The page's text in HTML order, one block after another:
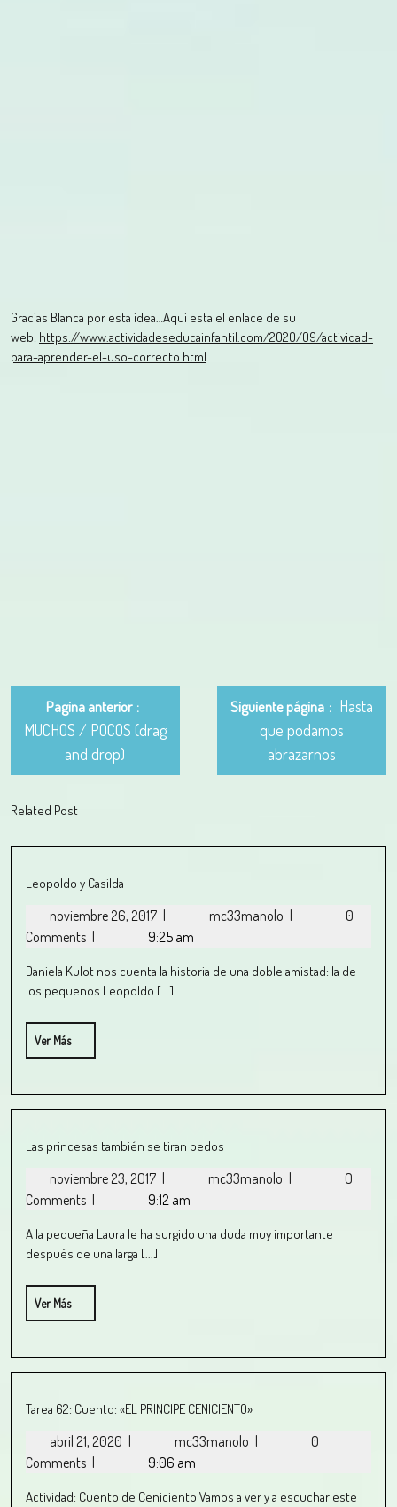
Gracias Blanca por esta idea…Aqui esta el enlace de su
web: https://www.actividadeseducainfantil.com/2020/09/actividad-
para-aprender-el-uso-correcto.html
Pagina anterior
MUCHOS / POCOS (drag
and drop)
Siguiente página
Hasta
que podamos
abrazarnos
Related Post
Leopoldo y Casilda
noviembre 26, 2017 mc33manolo
0
Comments
9:25 am
Daniela Kulot nos cuenta la historia de una doble amistad: la de
los pequeños Leopoldo [...]
Ver Más
Las princesas también se tiran pedos
noviembre 23, 2017 mc33manolo
0
Comments
9:12 am
A la pequeña Laura le ha surgido una duda muy importante
después de una larga [...]
Ver Más
Tarea 62: Cuento: «EL PRINCIPE CENICIENTO»
abril 21, 2020 mc33manolo
0
Comments
9:06 am
Actividad: Cuento de Ceniciento Vamos a ver y a escuchar este